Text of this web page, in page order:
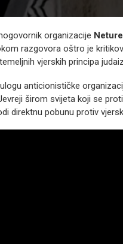
organizacije
razgovora oštro je
vjerskih principa
anticionističke
širom svijeta koji se
direktnu pobunu protiv